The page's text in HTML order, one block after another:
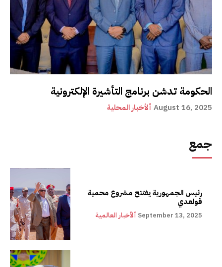
الحكومة تدشن برنامج التأشيرة الإلكترونية
ألأخبار المحلية August 16, 2025
جمع
رئيس الجمهورية يفتتح مشروع محمية
قولعدي
ألأخبار العالمية September 13, 2025